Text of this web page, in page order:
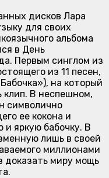
дисков Лара
для своих
альбома
в День
Первым синглом из
из 11 песен,
на который
клип. В неспешном,
символично
ее кокона и
и яркую бабочку. В
лишь в своей
миллионами
доказать миру мощь